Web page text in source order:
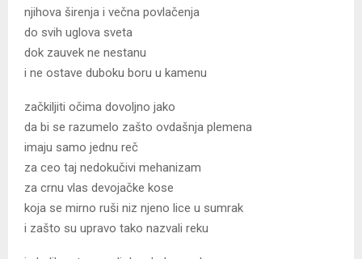
njihova širenja i večna povlačenja
do svih uglova sveta
dok zauvek ne nestanu
i ne ostave duboku boru u kamenu
začkiljiti očima dovoljno jako
da bi se razumelo zašto ovdašnja plemena
imaju samo jednu reč
za ceo taj nedokučivi mehanizam
za crnu vlas devojačke kose
koja se mirno ruši niz njeno lice u sumrak
i zašto su upravo tako nazvali reku